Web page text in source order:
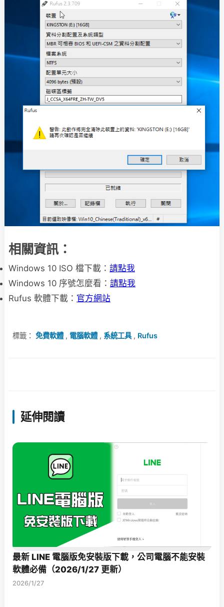
相關資訊：
Windows 10 ISO 檔下載： 請點我
Windows 10 序號怎麼看： 請點我
Rufus 軟體下載： 官方網站
標籤： 免費軟體, 電腦軟體, 系統工具, Rufus
延伸閱讀
最新 LINE 電腦版免安裝版下載，公司電腦不能安裝
軟體必備（2026/1/27 更新）
2026/1/27